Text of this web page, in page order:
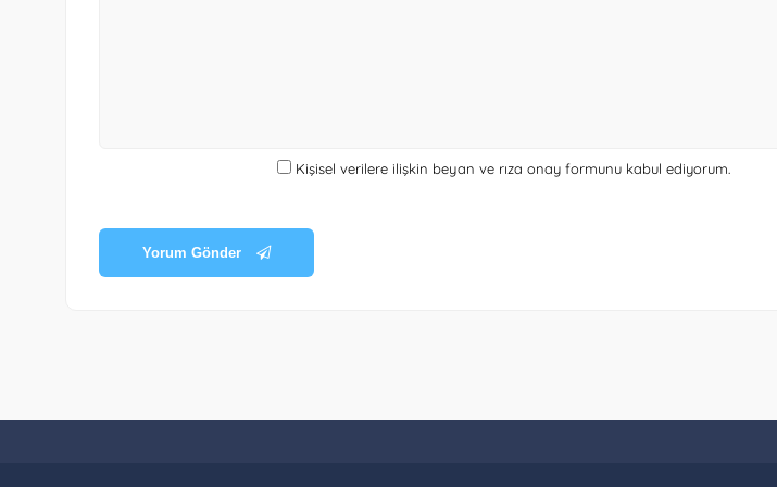
Kişisel verilere ilişkin beyan ve rıza onay formunukabul ediyorum.
Yorum Gönder